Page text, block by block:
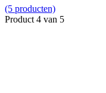
(5 producten)
Product 4 van 5